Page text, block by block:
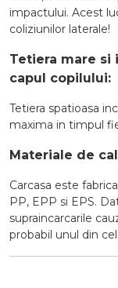
impactului. Acest
coliziunilor laterale!
Tetiera mare si
capul copilului:
Tetiera spatioasa
maxima in timpul
Materiale de
Carcasa este
PP, EPP si EPS.
supraincarcarile
probabil unul din